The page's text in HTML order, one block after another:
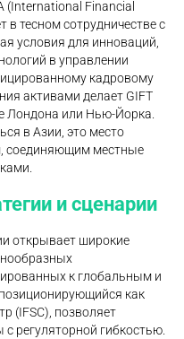
(International Financial
в тесном сотрудничестве с
условия для инноваций,
в управлении
кадровому
активами делает GIFT
Лондона или Нью-Йорка.
в Азии, это место
соединяющим местные
и сценарии
открывает широкие
к глобальным и
как
(IFSC), позволяет
регуляторной гибкостью.